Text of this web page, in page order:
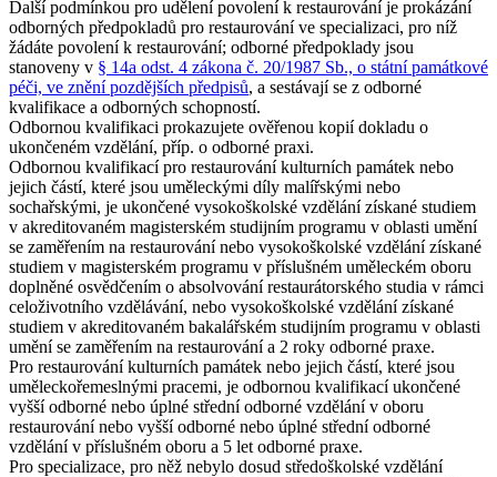
Další podmínkou pro udělení povolení k restaurování je prokázání
odborných předpokladů pro restaurování ve specializaci, pro níž
žádáte povolení k restaurování; odborné předpoklady jsou
stanoveny v § 14a odst. 4 zákona č. 20/1987 Sb., o státní památkové
péči, ve znění pozdějších předpisů, a sestávají se z odborné
kvalifikace a odborných schopností.
Odbornou kvalifikaci prokazujete ověřenou kopií dokladu o
ukončeném vzdělání, příp. o odborné praxi.
Odbornou kvalifikací pro restaurování kulturních památek nebo
jejich částí, které jsou uměleckými díly malířskými nebo
sochařskými, je ukončené vysokoškolské vzdělání získané studiem
v akreditovaném magisterském studijním programu v oblasti umění
se zaměřením na restaurování nebo vysokoškolské vzdělání získané
studiem v magisterském programu v příslušném uměleckém oboru
doplněné osvědčením o absolvování restaurátorského studia v rámci
celoživotního vzdělávání, nebo vysokoškolské vzdělání získané
studiem v akreditovaném bakalářském studijním programu v oblasti
umění se zaměřením na restaurování a 2 roky odborné praxe.
Pro restaurování kulturních památek nebo jejich částí, které jsou
uměleckořemeslnými pracemi, je odbornou kvalifikací ukončené
vyšší odborné nebo úplné střední odborné vzdělání v oboru
restaurování nebo vyšší odborné nebo úplné střední odborné
vzdělání v příslušném oboru a 5 let odborné praxe.
Pro specializace, pro něž nebylo dosud středoškolské vzdělání